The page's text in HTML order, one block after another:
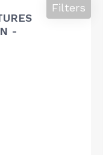
-
Filters